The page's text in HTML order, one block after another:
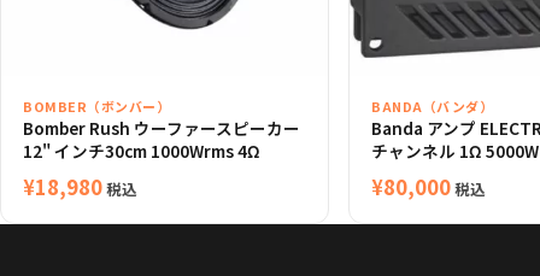
BOMBER（ボンバー）
Bomber Rush ウーファースピーカー
12" インチ30cm 1000Wrms 4Ω
¥18,980税込
BANDA（バンダ）
Banda アンプ
チャンネル 1Ω 5000W
¥80,000税込